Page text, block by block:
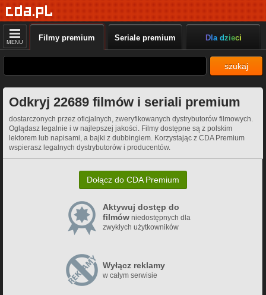
MENU Filmy premium Seriale premium Dla dzieci
szukaj
Odkryj 22689 filmów i seriali premium
dostarczonych przez oficjalnych, zweryfikowanych dystrybutorów filmowych.
Oglądasz legalnie i w najlepszej jakości. Filmy dostępne są z polskim
lektorem lub napisami, a bajki z dubbingiem. Korzystając z CDA Premium
wspierasz legalnych dystrybutorów i producentów.
Dołącz do CDA Premium
Aktywuj dostęp do
filmówniedostępnych dla
zwykłych użytkowników
Wyłącz reklamy
w całym serwisie